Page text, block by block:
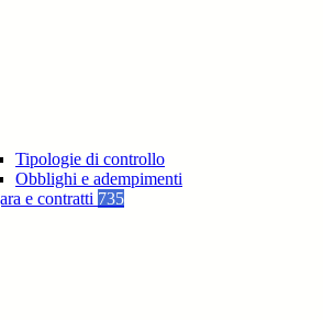
Tipologie di controllo
Obblighi e adempimenti
e contratti 735